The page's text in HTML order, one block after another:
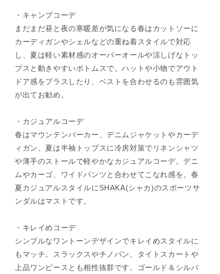
・キャンプコーデ
まだまだ昼と夜の寒暖差が気になる春はカットソーに
カーディガンやシェルなどの重ね着スタイルで対応
し、夏は軽い素材感のオーバーオールや涼しげなトッ
プスと動きやすいボトムスで。ハットや小物でアウト
ドア感をプラスしたり、ベストを合わせるのも雰囲気
が出てお勧め。
・カジュアルコーデ
春はマウンテンパーカー、デニムジャケットやカーデ
ィガン、夏は半袖トップスに冷房対策でリネンシャツ
や薄手のストールで軽やかなカジュアルコーデ。デニ
ムやカーゴ、ワイドパンツと合わせてこなれ感を。春
夏カジュアルスタイルにSHAKA(シャカ)のスポーツサ
ンダルはマストです。
・キレイめコーデ
シンプルなワントーンデザインでキレイめスタイルに
もマッチ。スラックスやチノパン、タイトスカートや
上品ワンピースとも相性抜群です。ゴールド＆シルバ